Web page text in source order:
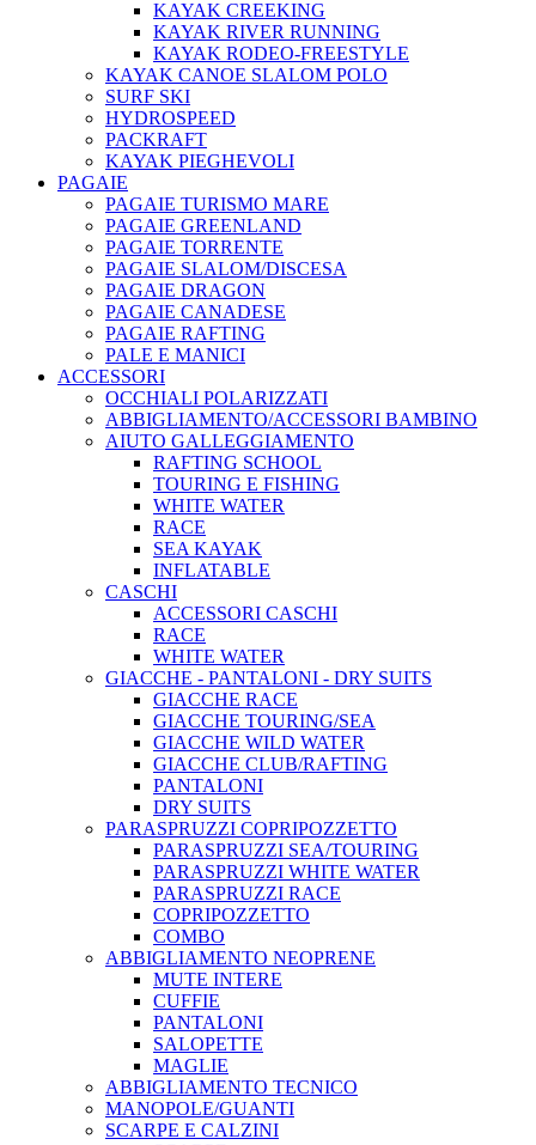
KAYAK CREEKING
KAYAK RIVER RUNNING
KAYAK RODEO-FREESTYLE
KAYAK CANOE SLALOM POLO
SURF SKI
HYDROSPEED
PACKRAFT
KAYAK PIEGHEVOLI
PAGAIE
PAGAIE TURISMO MARE
PAGAIE GREENLAND
PAGAIE TORRENTE
PAGAIE SLALOM/DISCESA
PAGAIE DRAGON
PAGAIE CANADESE
PAGAIE RAFTING
PALE E MANICI
ACCESSORI
OCCHIALI POLARIZZATI
ABBIGLIAMENTO/ACCESSORI BAMBINO
AIUTO GALLEGGIAMENTO
RAFTING SCHOOL
TOURING E FISHING
WHITE WATER
RACE
SEA KAYAK
INFLATABLE
CASCHI
ACCESSORI CASCHI
RACE
WHITE WATER
GIACCHE - PANTALONI - DRY SUITS
GIACCHE RACE
GIACCHE TOURING/SEA
GIACCHE WILD WATER
GIACCHE CLUB/RAFTING
PANTALONI
DRY SUITS
PARASPRUZZI COPRIPOZZETTO
PARASPRUZZI SEA/TOURING
PARASPRUZZI WHITE WATER
PARASPRUZZI RACE
COPRIPOZZETTO
COMBO
ABBIGLIAMENTO NEOPRENE
MUTE INTERE
CUFFIE
PANTALONI
SALOPETTE
MAGLIE
ABBIGLIAMENTO TECNICO
MANOPOLE/GUANTI
SCARPE E CALZINI